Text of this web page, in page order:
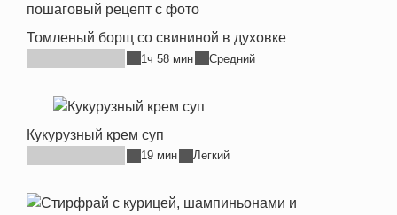
Томленый борщ со свининой в духовке
1ч 58 мин Средний
Кукурузный крем суп
19 мин Легкий